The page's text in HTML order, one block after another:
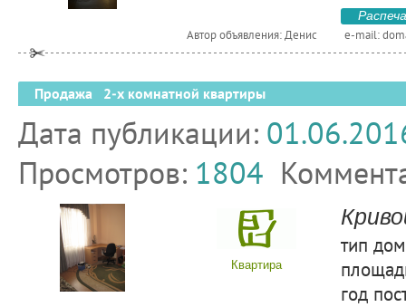
Автор объявления: Денис e-mail:
Продажа 2-х комнатной квартиры
Дата публикации:
Просмотров: 1804
Квартира
тип
год